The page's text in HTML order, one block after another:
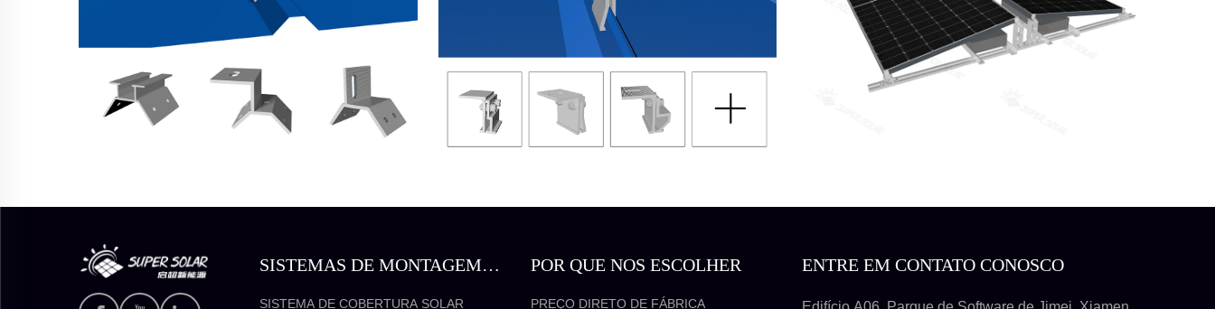
SISTEMAS DE MONTAGEM
SISTEMA DE COBERTURA SOLAR
POR QUE NOS ESCOLHER
PREÇO DIRETO DE FÁBRICA
ENTRE EM CONTATO CONOSCO